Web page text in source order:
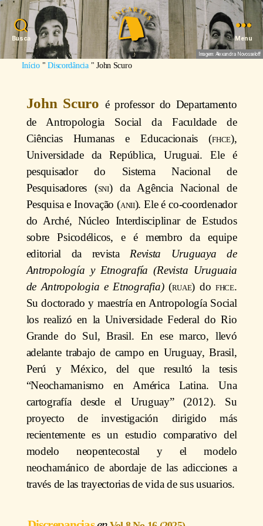
Busca Menu
Imagem: Alexandra Novosseloff
Início"Discordância"John Scuro
John Scuro é professor do Departamento
de Antropologia Social da Faculdade de
Ciências Humanas e Educacionais (fhce),
Universidade da República, Uruguai. Ele é
pesquisador do Sistema Nacional de
Pesquisadores (sni) da Agência Nacional de
Pesquisa e Inovação (anii). Ele é co-coordenador
do Arché, Núcleo Interdisciplinar de Estudos
sobre Psicodélicos, e é membro da equipe
editorial da revista Revista Uruguaya de
Antropología y Etnografía (Revista Uruguaia
de Antropologia e Etnografia)(ruae) do fhce.
Su doctorado y maestría en Antropología Social
los realizó en la Universidade Federal do Rio
Grande do Sul, Brasil. En ese marco, llevó
adelante trabajo de campo en Uruguay, Brasil,
Perú y México, del que resultó la tesis
“Neochamanismo en América Latina. Una
cartografía desde el Uruguay” (2012). Su
proyecto de investigación dirigido más
recientemente es un estudio comparativo del
modelo neopentecostal y el modelo
neochamánico de abordaje de las adicciones a
través de las trayectorias de vida de sus usuarios.